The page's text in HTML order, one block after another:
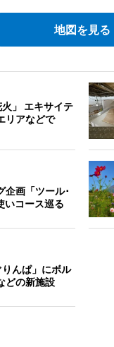
地図を見る
」 エキサイテ
リアなどで
企画「ツール･
いコース巡る
んぱ」にボル
どの新施設